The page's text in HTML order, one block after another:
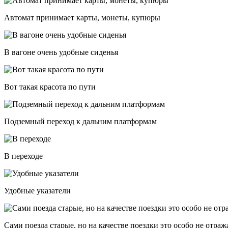
Автомат принимает карты, монеты, купюры
В вагоне очень удобные сиденья
Вот такая красота по пути
Подземный переход к дальним платформам
В переходе
Удобные указатели
Сами поезда старые, но на качестве поездки это особо не